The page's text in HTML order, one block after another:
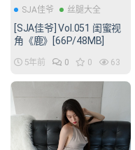
SJA佳爷 丝腿大全
[SJA佳爷] Vol.051 闺蜜视
角《鹿》[66P/48MB]
5年前 0 0 63